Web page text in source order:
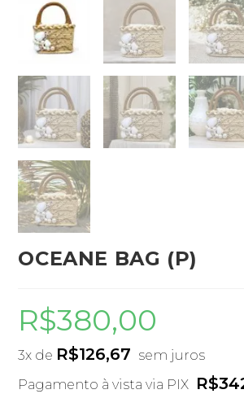
OCEANE BAG (P)
R$380,00
3x de R$126,67 sem juros
Pagamento à vista via PIX R$